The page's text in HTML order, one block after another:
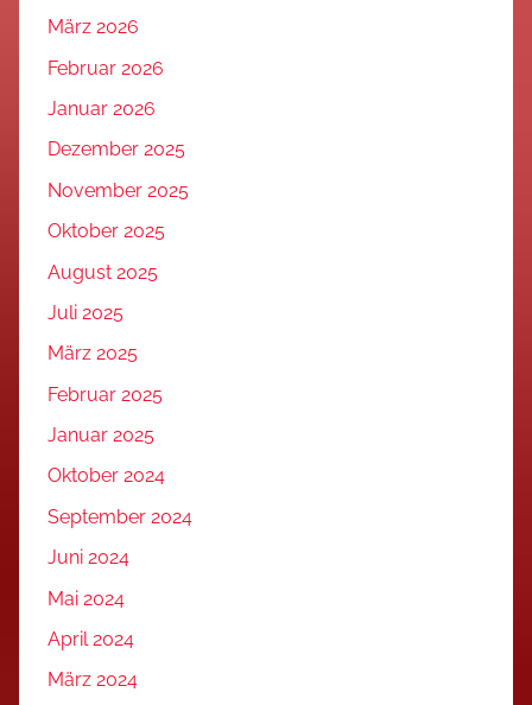
März 2026
Februar 2026
Januar 2026
Dezember 2025
November 2025
Oktober 2025
August 2025
Juli 2025
März 2025
Februar 2025
Januar 2025
Oktober 2024
September 2024
Juni 2024
Mai 2024
April 2024
März 2024